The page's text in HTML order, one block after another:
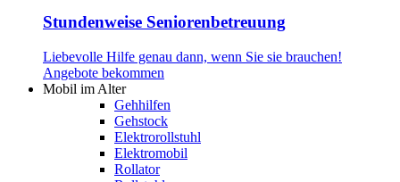
Stundenweise Seniorenbetreuung
Liebevolle Hilfe genau dann, wenn Sie sie brauchen!
Angebote bekommen
Mobil im Alter
Gehhilfen
Gehstock
Elektrorollstuhl
Elektromobil
Rollator